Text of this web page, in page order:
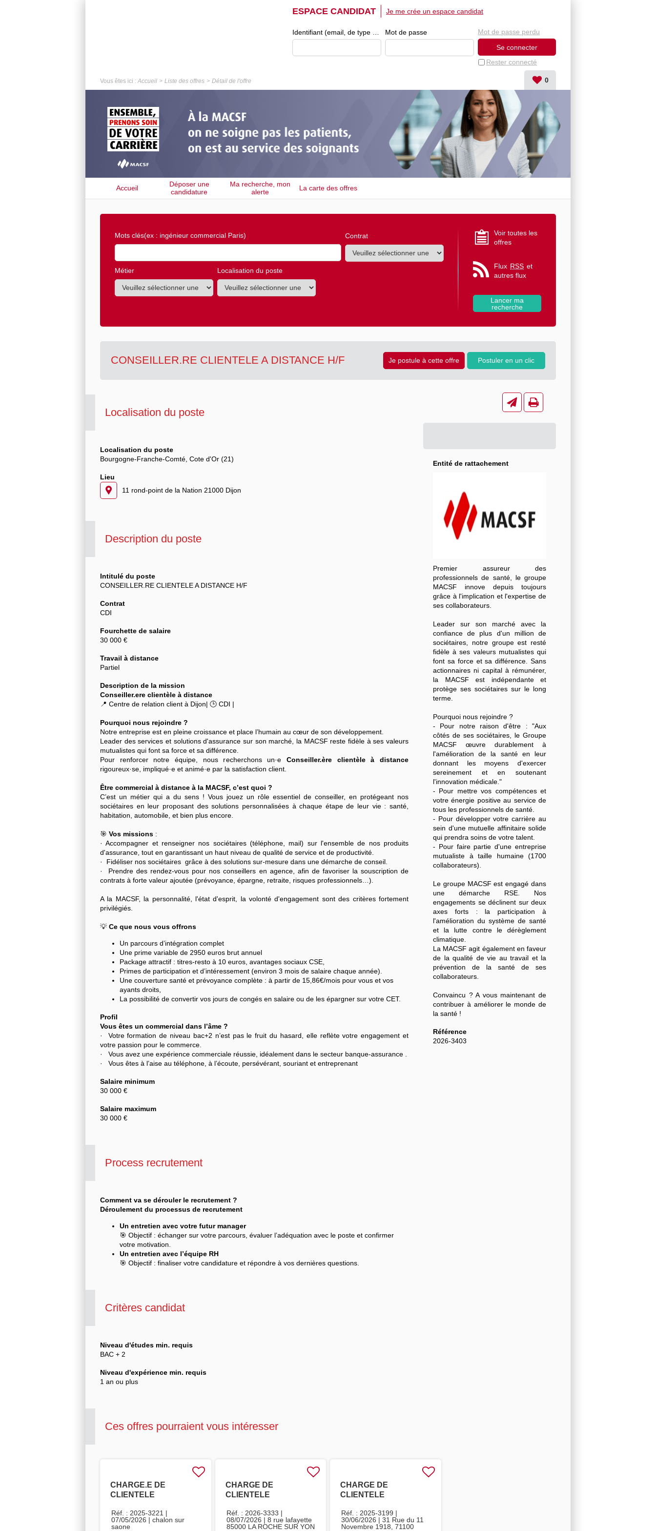
ESPACE CANDIDAT
Mot de passe
Rester connecté
Mot de passe perdu
Je me crée un espace candidat
Vous êtes ici : Accueil Liste des offres Détail de l'offre 0
Accueil
Déposer une
candidature
spontanée
Ma recherche, mon
alerte
La carte des offres
Mots clés(ex : ingénieur commercial Paris) Contrat
Métier Localisation du poste
Voir toutes les
offres
Flux RSS et
autres flux
CONSEILLER.RE CLIENTELE A DISTANCE H/F
Localisation du poste
Localisation du poste
Bourgogne-Franche-Comté, Cote d'Or (21)
Lieu
11 rond-point de la Nation 21000 Dijon
Description du poste
Intitulé du poste
CONSEILLER.RE CLIENTELE A DISTANCE H/F
Contrat
CDI
Fourchette de salaire
30 000 €
Travail à distance
Partiel
Description de la mission
Conseiller.ere clientèle à distance
📍 Centre de relation client à Dijon| 🕒 CDI |
Pourquoi nous rejoindre ?
Notre entreprise est en pleine croissance et place l’humain au cœur de son développement.
Leader des services et solutions d'assurance sur son marché, la MACSF reste fidèle à ses valeurs
mutualistes qui font sa force et sa différence.
Pour renforcer notre équipe, nous recherchons un·e Conseiller.ère clientèle à distance
rigoureux·se, impliqué·e et animé·e par la satisfaction client.
Être commercial à distance à la MACSF, c’est quoi ?
C’est un métier qui a du sens ! Vous jouez un rôle essentiel de conseiller, en protégeant nos
sociétaires en leur proposant des solutions personnalisées à chaque étape de leur vie : santé,
habitation, automobile, et bien plus encore.
🎯 Vos missions :
· Accompagner et renseigner nos sociétaires (téléphone, mail) sur l'ensemble de nos produits
d'assurance, tout en garantissant un haut niveau de qualité de service et de productivité.
· Fidéliser nos sociétaires grâce à des solutions sur-mesure dans une démarche de conseil.
· Prendre des rendez-vous pour nos conseillers en agence, afin de favoriser la souscription de
contrats à forte valeur ajoutée (prévoyance, épargne, retraite, risques professionnels…).
A la MACSF, la personnalité, l'état d'esprit, la volonté d'engagement sont des critères fortement
privilégiés.
💡 Ce que nous vous offrons
Un parcours d’intégration complet
Une prime variable de 2950 euros brut annuel
Package attractif : titres-resto à 10 euros, avantages sociaux CSE,
Primes de participation et d’intéressement (environ 3 mois de salaire chaque année).
Une couverture santé et prévoyance complète : à partir de 15,86€/mois pour vous et vos
ayants droits,
La possibilité de convertir vos jours de congés en salaire ou de les épargner sur votre CET.
Profil
Vous êtes un commercial dans l’âme ?
· Votre formation de niveau bac+2 n’est pas le fruit du hasard, elle reflète votre engagement et
votre passion pour le commerce.
· Vous avez une expérience commerciale réussie, idéalement dans le secteur banque-assurance .
· Vous êtes à l’aise au téléphone, à l’écoute, persévérant, souriant et entreprenant
Salaire minimum
30 000 €
Salaire maximum
30 000 €
Process recrutement
Comment va se dérouler le recrutement ?
Déroulement du processus de recrutement
Un entretien avec votre futur manager
🎯 Objectif : échanger sur votre parcours, évaluer l’adéquation avec le poste et confirmer
votre motivation.
Un entretien avec l’équipe RH
🎯 Objectif : finaliser votre candidature et répondre à vos dernières questions.
Critères candidat
Niveau d'études min. requis
BAC + 2
Niveau d'expérience min. requis
1 an ou plus
Entité de rattachement
Premier assureur des
professionnels de santé, le groupe
MACSF innove depuis toujours
grâce à l'implication et l'expertise de
ses collaborateurs.
Leader sur son marché avec la
confiance de plus d'un million de
sociétaires, notre groupe est resté
fidèle à ses valeurs mutualistes qui
font sa force et sa différence. Sans
actionnaires ni capital à rémunérer,
la MACSF est indépendante et
protège ses sociétaires sur le long
terme.
Pourquoi nous rejoindre ?
- Pour notre raison d'être : "Aux
côtés de ses sociétaires, le Groupe
MACSF œuvre durablement à
l'amélioration de la santé en leur
donnant les moyens d'exercer
sereinement et en soutenant
l'innovation médicale."
- Pour mettre vos compétences et
votre énergie positive au service de
tous les professionnels de santé.
- Pour développer votre carrière au
sein d'une mutuelle affinitaire solide
qui prendra soins de votre talent.
- Pour faire partie d'une entreprise
mutualiste à taille humaine (1700
collaborateurs).
Le groupe MACSF est engagé dans
une démarche RSE. Nos
engagements se déclinent sur deux
axes forts : la participation à
l'amélioration du système de santé
et la lutte contre le dérèglement
climatique.
La MACSF agit également en faveur
de la qualité de vie au travail et la
prévention de la santé de ses
collaborateurs.
Convaincu ? A vous maintenant de
contribuer à améliorer le monde de
la santé !
Référence
2026-3403
Ces offres pourraient vous intéresser
CHARGE.E DE
CLIENTELE
HOSPITALIER F/H
Réf. : 2025-3221 |
07/05/2026 | chalon sur
saone
CHARGE DE
CLIENTELE
Réf. : 2026-3333 |
08/07/2026 | 8 rue lafayette
85000 LA ROCHE SUR YON
CHARGE DE
CLIENTELE
Réf. : 2025-3199 |
30/06/2026 | 31 Rue du 11
Novembre 1918, 71100